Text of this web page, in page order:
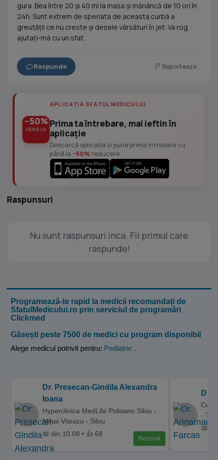
gura. Bea între 20 și 40 ml la masa și mănâncă de 10 ori în
24h. Sunt extrem de speriata de aceasta curbă a
greutății ce nu creste și desele vărsături în jet. Va rog
ajutați-mă cu un sfat.
Raspunde Raporteaza
−50%
PÂNĂ LA
APLICAȚIA SFATUL MEDICULUI
Prima ta întrebare, mai ieftin în
aplicație
Descarcă aplicația și pune prima întrebare cu
până la −50% reducere.
Raspunsuri
Nu sunt raspunsuri inca. Fii primul care
raspunde!
Programează-te rapid la medicii recomandați de
SfatulMedicului.ro prin serviciul de programări
Clickmed
Găsești peste 7500 de medici cu program disponibil
Alege medicul potrivit pentru: Pediatrie .
Dr. Presecan-Gindila Alexandra
Ioana
Hyperclinica MedLife Polisano Sibiu -
Mihai Viteazu - Sibiu
📅 din 10.08 • 👍 68
Rezervă
Dr.
-
📅